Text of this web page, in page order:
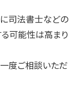
司法書士などの
可能性は高まり
度ご相談いただ